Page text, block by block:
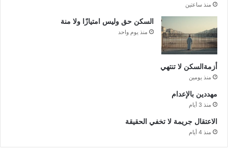
منذ ساعتين
السكن حق وليس امتيازًا ولا منة
منذ يوم واحد
أزمةالسكن لا تنتهي
منذ يومين
مهددين بالإعدام
منذ 3 أيام
الاعتقال جريمة لا تخفي الحقيقة
منذ 4 أيام